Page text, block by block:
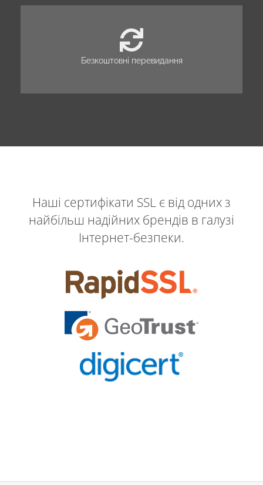
Безкоштовні перевидання
Наші сертифікати SSL є від одних з
найбільш надійних брендів в галузі
Інтернет-безпеки.